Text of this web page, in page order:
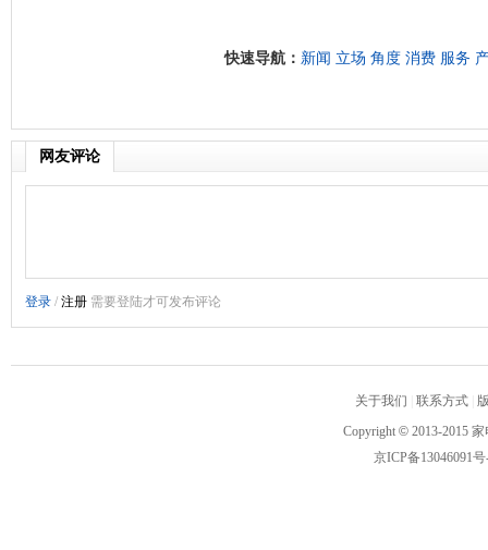
快速导航： 新闻 立场 角度 消费 服务
网友评论
关于我们 联系方式
Copyright © 2013-2015
京ICP备13046091号